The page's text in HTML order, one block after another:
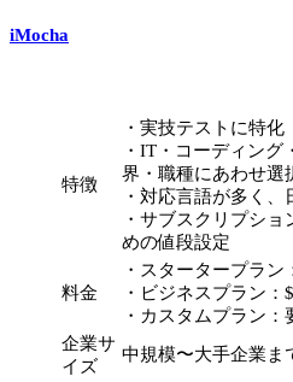
iMocha
特徴
・実技テストに特化
・IT・コーディング
界・職種にあわせ選
・対応言語が多く
・サブスクリプシ
めの値段設定
料金
・スタータープラン
・ビジネスプラン：
・カスタムプラン：
企業サ
イズ
中規模〜大手企業ま